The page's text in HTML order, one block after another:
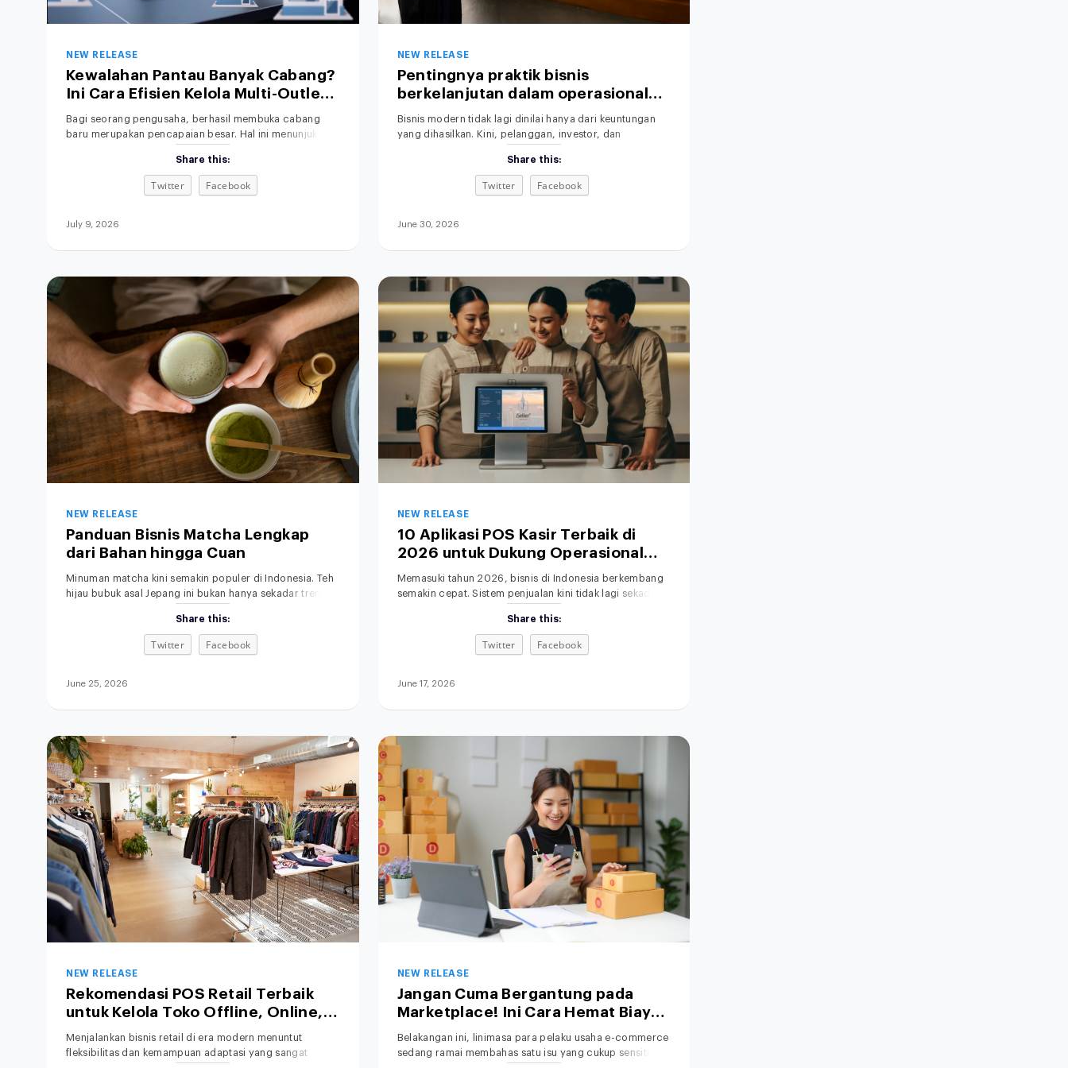
NEW RELEASE
Kewalahan Pantau Banyak Cabang?
Ini Cara Efisien Kelola Multi-Outlet
Lewat Satu Sistem
Bagi seorang pengusaha, berhasil membuka cabang
baru merupakan pencapaian besar. Hal ini menunjukkan
awareness meningkat dan peluang keuntungan semakin
besar. Namun, di balik ekspansi tersebut, ada tantangan
operasional yang tidak bisa diabaikan. Mengelola satu
jika Anda harus memantau banyak
Share this:
Twitter Facebook
July 9, 2026
NEW RELEASE
Pentingnya praktik bisnis
berkelanjutan dalam operasional
perusahaan.
Bisnis modern tidak lagi dinilai hanya dari keuntungan
yang dihasilkan. Kini, pelanggan, investor, dan
terhadap lingkungan. Praktik Bisnis yang Berkelanjutan
menjadi perhatian utama dalam dunia usaha saat ini.
Karena itu, semakin banyak perusahaan mulai
membangun bisnis yang efisien, bertanggung jawab,
Share this:
Twitter Facebook
June 30, 2026
NEW RELEASE
Panduan Bisnis Matcha Lengkap
dari Bahan hingga Cuan
Minuman matcha kini semakin populer di Indonesia. Teh
hijau bubuk asal Jepang ini bukan hanya sekadar tren,
khususnya di kalangan anak muda dan pecinta minuman
sehat. Rasanya yang khas, aromanya yang
menenangkan, serta tampilannya yang estetik membuat
juga simbol gaya
Share this:
Twitter Facebook
June 25, 2026
NEW RELEASE
10 Aplikasi POS Kasir Terbaik di
2026 untuk Dukung Operasional
Bisnis Anda
Memasuki tahun 2026, bisnis di Indonesia berkembang
semakin cepat. Sistem penjualan kini tidak lagi sekadar
Memilih POS terbaik untuk bisnis retail, F&B, fashion,
maupun jasa menjadi langkah penting untuk
meningkatkan efisiensi operasional. Di saat yang sama,
seluruh proses bisnis terintegrasi. Aplikasi kasir modern
Share this:
Twitter Facebook
June 17, 2026
NEW RELEASE
Rekomendasi POS Retail Terbaik
untuk Kelola Toko Offline, Online,
hingga Bisnis Hybrid
Menjalankan bisnis retail di era modern menuntut
fleksibilitas dan kemampuan adaptasi yang sangat
NEW RELEASE
Jangan Cuma Bergantung pada
Marketplace! Ini Cara Hemat Biaya
Operasional Toko Retail Anda
Belakangan ini, linimasa para pelaku usaha e-commerce
sedang ramai membahas satu isu yang cukup sensitif: